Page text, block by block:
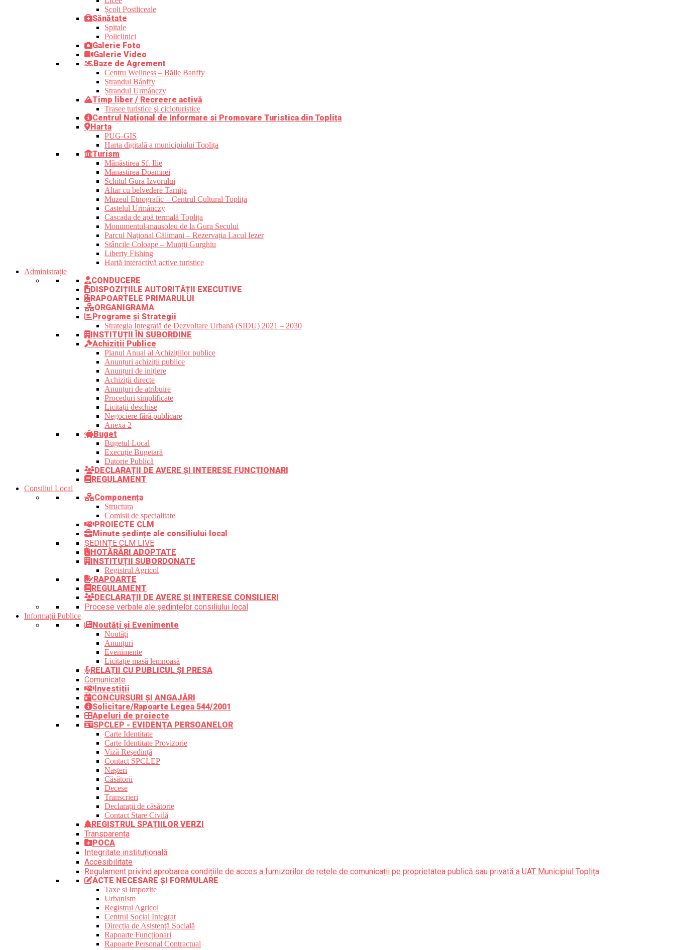
Școli Postliceale
Sănătate
Spitale
Policlinici
Galerie Foto
Galerie Video
Baze de Agrement
Centru Wellness – Băile Banffy
Ștrandul Bánffy
Ștrandul Urmánczy
Timp liber / Recreere activă
Trasee turistice şi cicloturistice
Centrul Național de Informare si Promovare Turistica din Toplița
Harta
PUG-GIS
Harta digitală a municipiului Toplița
Turism
Mânăstirea Sf. Ilie
Manastirea Doamnei
Schitul Gura Izvorului
Altar cu belvedere Tarnița
Muzeul Etnografic – Centrul Cultural Toplița
Castelul Urmánczy
Cascada de apă termală Toplița
Monumentul-mausoleu de la Gura Secului
Parcul Național Călimani – Rezervația Lacul Iezer
Stâncile Coloape – Munții Gurghiu
Liberty Fishing
Hartă interactivă active turistice
Administrație
CONDUCERE
DISPOZIȚIILE AUTORITĂȚII EXECUTIVE
RAPOARTELE PRIMARULUI
ORGANIGRAMA
Programe și Strategii
Strategia Integrată de Dezvoltare Urbană (SIDU) 2021 – 2030
INSTITUȚII ÎN SUBORDINE
Achiziții Publice
Planul Anual al Achizițiilor publice
Anunțuri achiziții publice
Anunțuri de inițiere
Achiziții directe
Anunțuri de atribuire
Proceduri simplificate
Licitații deschise
Negociere fără publicare
Anexa 2
Buget
Bugetul Local
Execuție Bugetară
Datorie Publică
DECLARAȚII DE AVERE ȘI INTERESE FUNCȚIONARI
REGULAMENT
Consiliul Local
Componența
Structura
Comisii de specialitate
PROIECTE CLM
Minute ședințe ale consiliului local
ȘEDINȚE CLM LIVE
HOTĂRÂRI ADOPTATE
INSTITUȚII SUBORDONATE
Registrul Agricol
RAPOARTE
REGULAMENT
DECLARAȚII DE AVERE ȘI INTERESE CONSILIERI
Procese verbale ale ședințelor consiliului local
Informații Publice
Noutăți și Evenimente
Noutăți
Anunțuri
Evenimente
Licitație masă lemnoasă
RELAȚII CU PUBLICUL ȘI PRESA
Comunicate
Investiții
CONCURSURI ȘI ANGAJĂRI
Solicitare/Rapoarte Legea 544/2001
Apeluri de proiecte
SPCLEP - EVIDENȚA PERSOANELOR
Carte Identitate
Carte Identitate Provizorie
Viză Reședință
Contact SPCLEP
Nașteri
Căsătorii
Decese
Transcrieri
Declarații de căsătorie
Contact Stare Civilă
REGISTRUL SPAȚIILOR VERZI
Transparența
POCA
Integritate instituțională
Accesibilitate
Regulament privind aprobarea condițiile de acces a furnizorilor de rețele de comunicații pe proprietatea publică sau privată a UAT Municipiul Toplița
ACTE NECESARE ȘI FORMULARE
Taxe și Impozite
Urbanism
Registrul Agricol
Centrul Social Integrat
Direcția de Asistență Socială
Rapoarte Funcționari
Rapoarte Personal Contractual